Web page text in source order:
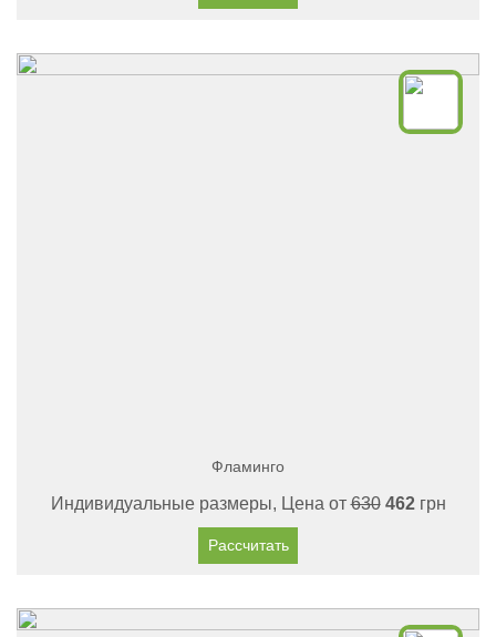
Фламинго
Индивидуальные размеры, Цена от630 462грн
Рассчитать